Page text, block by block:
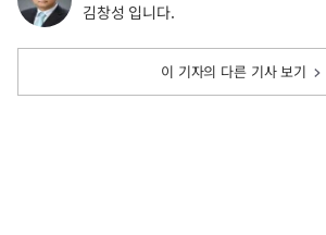
김창성 입니다.
이 기자의 다른 기사 보기